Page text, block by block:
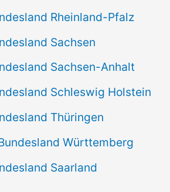
Rheinland-Pfalz
Sachsen
Sachsen-Anhalt
Schleswig Holstein
Thüringen
Württemberg
Saarland